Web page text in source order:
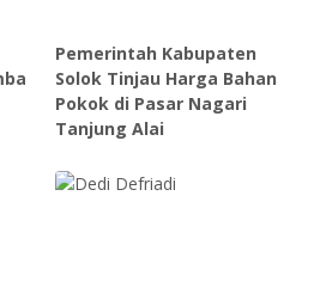
Pemerintah Kabupaten
Solok Tinjau Harga Bahan
Pokok di Pasar Nagari
Tanjung Alai